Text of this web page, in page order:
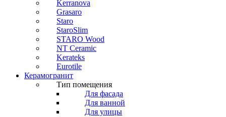
Kerranova
Grasaro
Staro
StaroSlim
STARO Wood
NT Ceramic
Kerateks
Eurotile
Керамогранит
Тип помещения
Для фасада
Для ванной
Для улицы